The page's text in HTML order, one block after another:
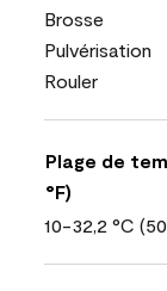
Brosse
Pulvérisation
Rouler
Plage de
°F)
10-32,2 °C